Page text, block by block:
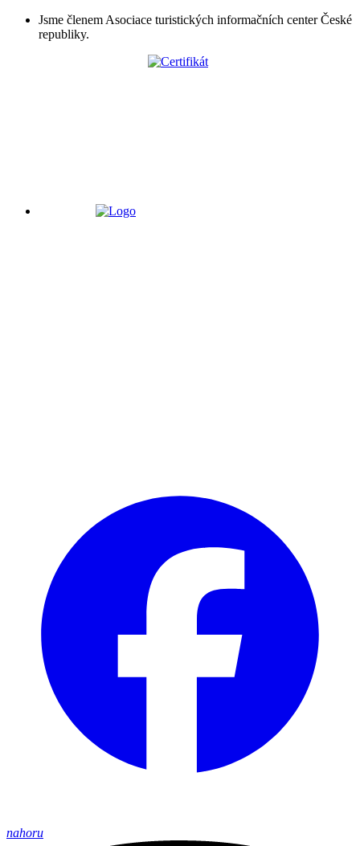
Jsme členem Asociace turistických informačních center České
republiky.
nahoru